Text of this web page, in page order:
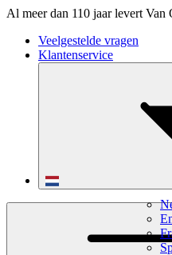
Al meer dan 110 jaar levert
Veelgestelde vragen
Klantenservice